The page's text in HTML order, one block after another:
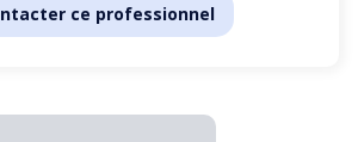
ce professionnel